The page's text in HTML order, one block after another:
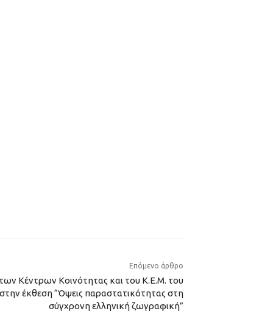
Επόμενο άρθρο
Κέντρων Κοινότητας και του Κ.Ε.Μ. του
έκθεση “Όψεις παραστατικότητας στη
σύγχρονη ελληνική ζωγραφική”